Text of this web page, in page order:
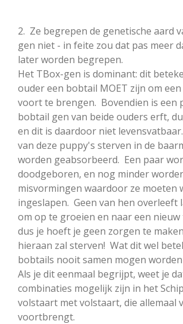
2. Ze begrepen de genetische aard
gen niet - in feite zou dat pas meer
later worden begrepen.
Het TBox-gen is dominant: dit
ouder een bobtail MOET zijn om
voort te brengen. Bovendien is een
bobtail gen van beide ouders erft,
en dit is daardoor niet
van deze puppy's sterven in de
worden geabsorbeerd. Een paar
doodgeboren, en nog minder
misvormingen waardoor ze moeten
ingeslapen. Geen van hen overleeft
om op te groeien en naar een
dus je hoeft je geen zorgen te
hieraan zal sterven! Wat dit wel
bobtails nooit samen mogen
Als je dit eenmaal begrijpt, weet je
combinaties mogelijk zijn in het
volstaart met volstaart, die allemaal
voortbrengt.